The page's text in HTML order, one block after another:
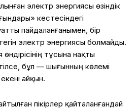
электр энергиясы өзіндік
кестесіндегі
пайдаланғанымен, бір
электр энергиясы болмайды.
тұсына нақты
бұл — шығынның көлемі
айқын.
пікірлер қайталанғандай